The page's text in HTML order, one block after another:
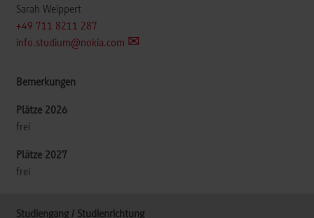
Sarah Weippert
+49 711 8211 287
info.studium@nokia.com
frei
frei